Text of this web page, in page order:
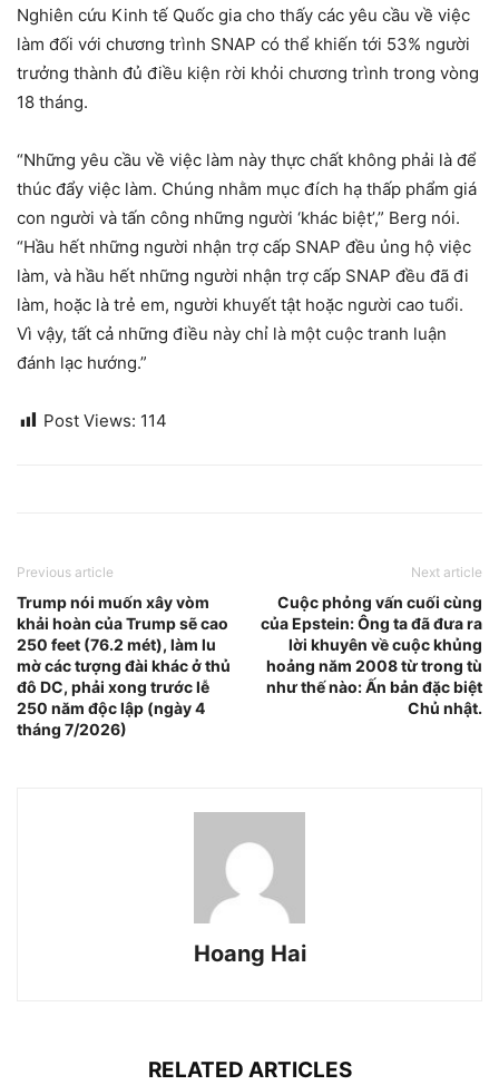
Nghiên cứu Kinh tế Quốc gia cho thấy các yêu cầu về việc
làm đối với chương trình SNAP có thể khiến tới 53% người
trưởng thành đủ điều kiện rời khỏi chương trình trong vòng
18 tháng.
“Những yêu cầu về việc làm này thực chất không phải là để
thúc đẩy việc làm. Chúng nhằm mục đích hạ thấp phẩm giá
con người và tấn công những người ‘khác biệt’,” Berg nói.
“Hầu hết những người nhận trợ cấp SNAP đều ủng hộ việc
làm, và hầu hết những người nhận trợ cấp SNAP đều đã đi
làm, hoặc là trẻ em, người khuyết tật hoặc người cao tuổi.
Vì vậy, tất cả những điều này chỉ là một cuộc tranh luận
đánh lạc hướng.”
Post Views: 114
Previous article
Trump nói muốn xây vòm
khải hoàn của Trump sẽ cao
250 feet (76.2 mét), làm lu
mờ các tượng đài khác ở thủ
đô DC, phải xong trước lễ
250 năm độc lập (ngày 4
tháng 7/2026)
Next article
Cuộc phỏng vấn cuối cùng
của Epstein: Ông ta đã đưa ra
lời khuyên về cuộc khủng
hoảng năm 2008 từ trong tù
như thế nào: Ấn bản đặc biệt
Chủ nhật.
Hoang Hai
RELATED ARTICLES